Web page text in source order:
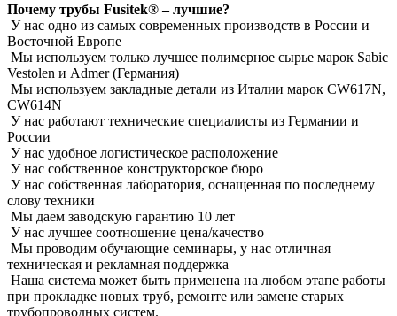
Почему трубы Fusitek® – лучшие?
У нас одно из самых современных производств в России и
Восточной Европе
Мы используем только лучшее полимерное сырье марок Sabic
Vestolen и Admer (Германия)
Мы используем закладные детали из Италии марок CW617N,
CW614N
У нас работают технические специалисты из Германии и
России
У нас удобное логистическое расположение
У нас собственное конструкторское бюро
У нас собственная лаборатория, оснащенная по последнему
слову техники
Мы даем заводскую гарантию 10 лет
У нас лучшее соотношение цена/качество
Мы проводим обучающие семинары, у нас отличная
техническая и рекламная поддержка
Наша система может быть применена на любом этапе работы
при прокладке новых труб, ремонте или замене старых
трубопроводных систем.